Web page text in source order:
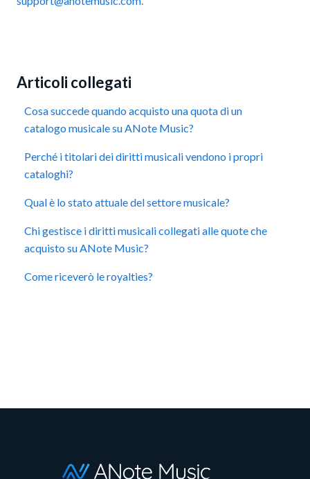
Articoli collegati
Cosa succede quando acquisto una quota di un
catalogo musicale su ANote Music?
Perché i titolari dei diritti musicali vendono i propri
cataloghi?
Qual è lo stato attuale del settore musicale?
Chi gestisce i diritti musicali collegati alle quote che
acquisto su ANote Music?
Come riceverò le royalties?